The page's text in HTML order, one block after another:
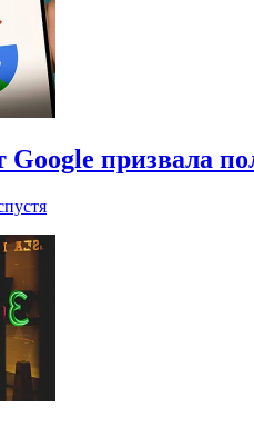
Google призвала